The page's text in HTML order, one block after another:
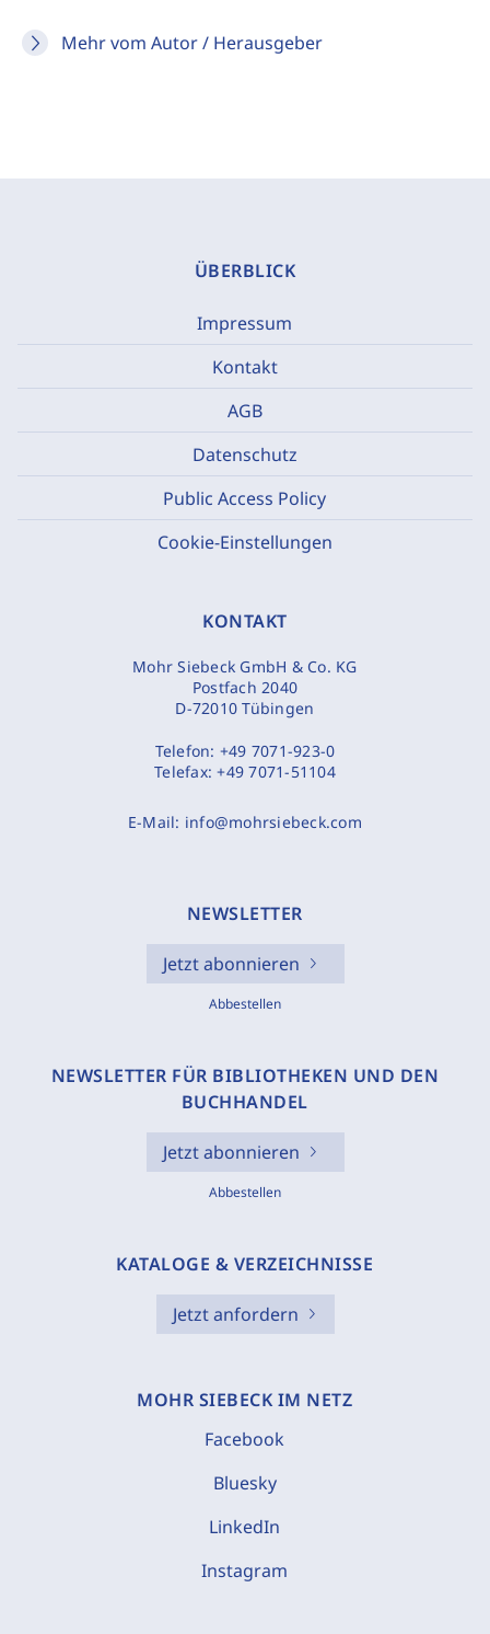
Mehr vom Autor / Herausgeber
ÜBERBLICK
Impressum
Kontakt
AGB
Datenschutz
Public Access Policy
Cookie-Einstellungen
KONTAKT
Mohr Siebeck GmbH & Co. KG
Postfach 2040
D-72010 Tübingen
Telefon: +49 7071-923-0
Telefax:+49 7071-51104
E-Mail: info@mohrsiebeck.com
NEWSLETTER
Jetzt abonnieren
Abbestellen
NEWSLETTER FÜR BIBLIOTHEKEN UND DEN
BUCHHANDEL
Jetzt abonnieren
Abbestellen
KATALOGE & VERZEICHNISSE
Jetzt anfordern
MOHR SIEBECK IM NETZ
Facebook
Bluesky
LinkedIn
Instagram